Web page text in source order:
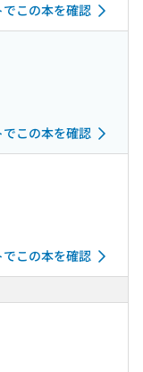
この本を確認
この本を確認
この本を確認